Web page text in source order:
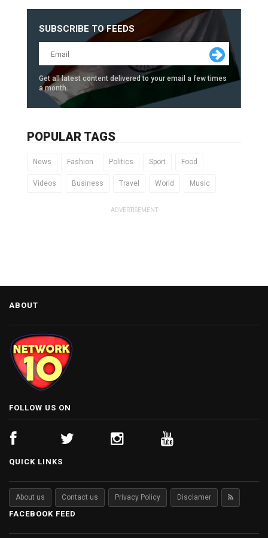
SUBSCRIBE TO FEEDS
Get all latest content delivered to your email a few times
a month.
POPULAR TAGS
News Fashion Politics Sport Food
Videos Business Travel World Music
ADVERTISEMENT
ABOUT
FOLLOW US ON
QUICK LINKS
About us Contact us Privacy Policy Disclamer
FACEBOOK FEED